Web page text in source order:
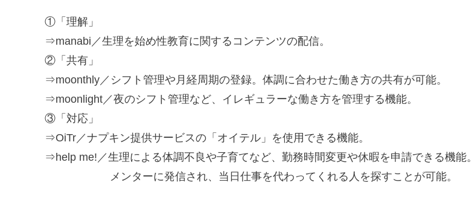
①「理解」
⇒manabi／生理を始め性教育に関するコンテンツの配信。
②「共有」
⇒moonthly／シフト管理や月経周期の登録。体調に合わせた働き方の共有が可能。
⇒moonlight／夜のシフト管理など、イレギュラーな働き方を管理する機能。
③「対応」
⇒OiTr／ナプキン提供サービスの「オイテル」を使用できる機能。
⇒help me!／生理による体調不良や子育てなど、勤務時間変更や休暇を申請できる機能。
メンターに発信され、当日仕事を代わってくれる人を探すことが可能。